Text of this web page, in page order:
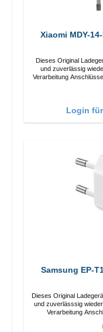
Xiaomi MDY-14-EL
Dieses Original
und zuverlässig wieder
Verarbeitung Anschlüsse: USB-A Output: 33W Farbe: Weiss 3A Kabel
Login
Samsung EP-
Dieses Original
und zuverlässsig wieder auf. Adapter